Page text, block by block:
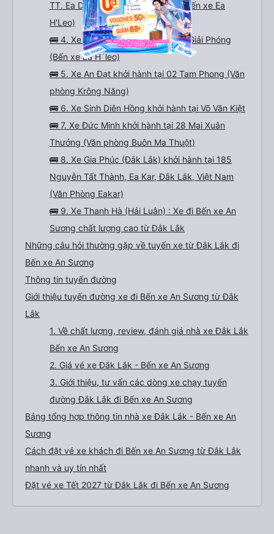
TT. Ea Drăng, Ea H'Leo, Đắk Lắk (Bến xe Ea
H'Leo)
🚌 4. Xe Hoàng Thuỷ khởi hành tại Giải Phóng
(Bến xe Ea H`leo)
🚌 5. Xe An Đạt khởi hành tại 02 Tam Phong (Văn
phòng Krông Năng)
🚌 6. Xe Sinh Diên Hồng khởi hành tại Võ Văn Kiệt
🚌 7. Xe Đức Minh khởi hành tại 28 Mai Xuân
Thưởng (Văn phòng Buôn Ma Thuột)
🚌 8. Xe Gia Phúc (Đắk Lắk) khởi hành tại 185
Nguyễn Tất Thành, Ea Kar, Đắk Lắk, Việt Nam
(Văn Phòng Eakar)
🚌 9. Xe Thanh Hà (Hải Luân) : Xe đi Bến xe An
Sương chất lượng cao từ Đắk Lắk
Những câu hỏi thường gặp về tuyến xe từ Đắk Lắk đi
Bến xe An Sương
Thông tin tuyến đường
Giới thiệu tuyến đường xe đi Bến xe An Sương từ Đắk
Lắk
1. Về chất lượng, review, đánh giá nhà xe Đắk Lắk
Bến xe An Sương
2. Giá vé xe Đắk Lắk - Bến xe An Sương
3. Giới thiệu, tư vấn các dòng xe chạy tuyến
đường Đắk Lắk đi Bến xe An Sương
Bảng tổng hợp thông tin nhà xe Đắk Lắk - Bến xe An
Sương
Cách đặt vé xe khách đi Bến xe An Sương từ Đắk Lắk
nhanh và uy tín nhất
Đặt vé xe Tết 2027 từ Đắk Lắk đi Bến xe An Sương